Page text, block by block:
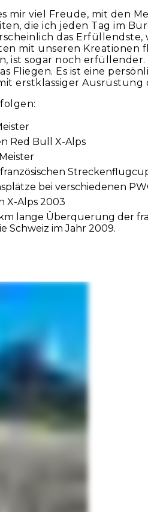
mir viel Freude, mit den
die ich jeden Tag im
das Erfüllendste,
mit unseren Kreationen
ist sogar noch
Fliegen. Es ist eine
erstklassiger Ausrüstung
Red Bull X-Alps
bei verschiedenen
X-Alps 2003
lange Überquerung der
Schweiz im Jahr 2009.